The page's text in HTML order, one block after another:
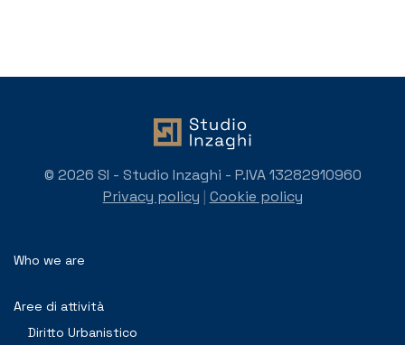
Who we are
Aree di attività
Diritto Urbanistico
© 2026 SI - Studio Inzaghi - P.IVA 13282910960
Privacy policy | Cookie policy